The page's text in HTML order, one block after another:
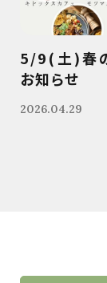
5/9(土)春
お知らせ
2026.04.29